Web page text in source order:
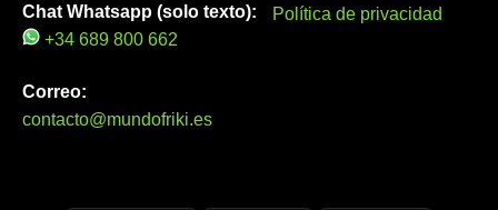
Chat Whatsapp (solo texto):
+34 689 800 662
Correo:
contacto@mundofriki.es
Política de privacidad